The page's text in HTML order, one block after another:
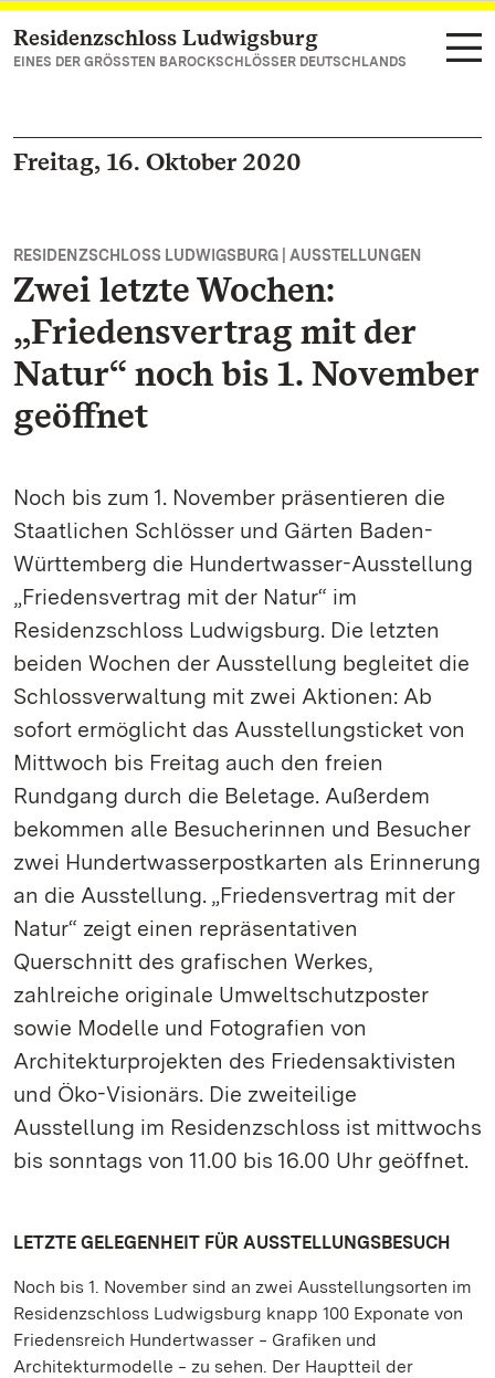
Zum Hauptinhalt springen
Residenzschloss Ludwigsburg
EINES DER GRÖSSTEN BAROCKSCHLÖSSER DEUTSCHLANDS
Freitag, 16. Oktober 2020
RESIDENZSCHLOSS LUDWIGSBURG | AUSSTELLUNGEN
Zwei letzte Wochen:
„Friedensvertrag mit der
Natur“ noch bis 1. November
geöffnet
Noch bis zum 1. November präsentieren die
Staatlichen Schlösser und Gärten Baden-
Württemberg die Hundertwasser-Ausstellung
„Friedensvertrag mit der Natur“ im
Residenzschloss Ludwigsburg. Die letzten
beiden Wochen der Ausstellung begleitet die
Schlossverwaltung mit zwei Aktionen: Ab
sofort ermöglicht das Ausstellungsticket von
Mittwoch bis Freitag auch den freien
Rundgang durch die Beletage. Außerdem
bekommen alle Besucherinnen und Besucher
zwei Hundertwasserpostkarten als Erinnerung
an die Ausstellung. „Friedensvertrag mit der
Natur“ zeigt einen repräsentativen
Querschnitt des grafischen Werkes,
zahlreiche originale Umweltschutzposter
sowie Modelle und Fotografien von
Architekturprojekten des Friedensaktivisten
und Öko-Visionärs. Die zweiteilige
Ausstellung im Residenzschloss ist mittwochs
bis sonntags von 11.00 bis 16.00 Uhr geöffnet.
LETZTE GELEGENHEIT FÜR AUSSTELLUNGSBESUCH
Noch bis 1. November sind an zwei Ausstellungsorten im
Residenzschloss Ludwigsburg knapp 100 Exponate von
Friedensreich Hundertwasser ‒ Grafiken und
Architekturmodelle ‒ zu sehen. Der Hauptteil der